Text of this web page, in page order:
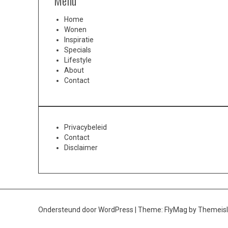
Home
Wonen
Inspiratie
Specials
Lifestyle
About
Contact
Privacybeleid
Contact
Disclaimer
Ondersteund door WordPress Theme: FlyMag by